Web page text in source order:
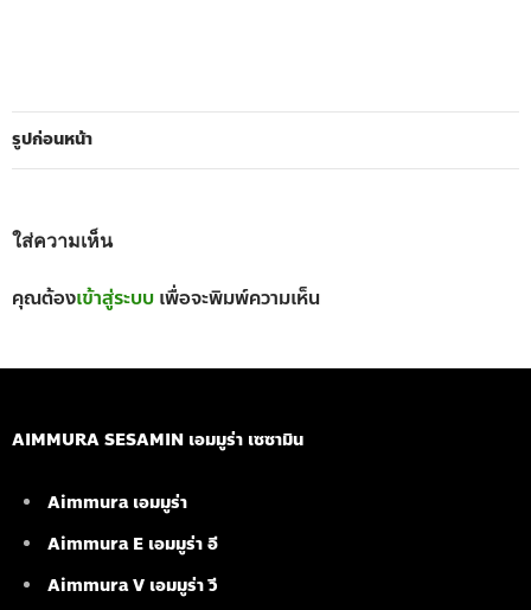
รูปก่อนหน้า
ใส่ความเห็น
คุณต้องเข้าสู่ระบบ เพื่อจะพิมพ์ความเห็น
AIMMURA SESAMIN เอมมูร่า เซซามิน
Aimmura เอมมูร่า
Aimmura E เอมมูร่า อี
Aimmura V เอมมูร่า วี